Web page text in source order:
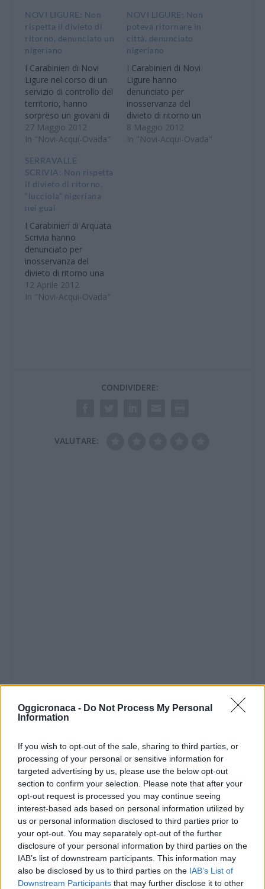
Oggicronaca - Do Not Process My Personal
Information
If you wish to opt-out of the sale, sharing to third parties, or
processing of your personal or sensitive information for
targeted advertising by us, please use the below opt-out
section to confirm your selection. Please note that after your
opt-out request is processed you may continue seeing
interest-based ads based on personal information utilized by
us or personal information disclosed to third parties prior to
your opt-out. You may separately opt-out of the further
disclosure of your personal information by third parties on the
IAB’s list of downstream participants. This information may
also be disclosed by us to third parties on the IAB’s List of
Downstream Participants that may further disclose it to other
NOVI LIGURE: Non
rispetta il divieto di
ritorno, denunciato un
nigeriano
I Carabinieri di Novi
Ligure nel corso di un
servizio di controllo del
territorio, hanno
sorpreso un giovani di
23 anni, cittadino
nigeriano, residente a
fissa dimora che
risultava gravato dal
divieto di ritorno nel
Comune di Novi per tre
anni, emesso il 13
maggio 2011…
27 Maggio 2012
In "Novi-Acqui-Ovada"
NOVI LIGURE: Non
poteva ritornare in
città, denunciato
nigeriano
I Carabinieri di Novi
Ligure hanno
denunciato per
inosservanza del
divieto di ritorno un
24enne, cittadino
nigeriano, residente a
8 Maggio 2012
In "Novi-Acqui-Ovada"
SERRAVALLE
SCRIVIA: Non rispetta
il divieto di ritorno,
“lucciola” nigeriana
nei guai
I Carabinieri di Arquata
Scrivia hanno
denunciato per
inosservanza del
divieto di ritorno una
36enne, cittadina
nigeriana, residente a
il 19 gennaio 2010 dal
12 Aprile 2012
In "Novi-Acqui-Ovada"
CONDIVIDERE:
VALUTARE: